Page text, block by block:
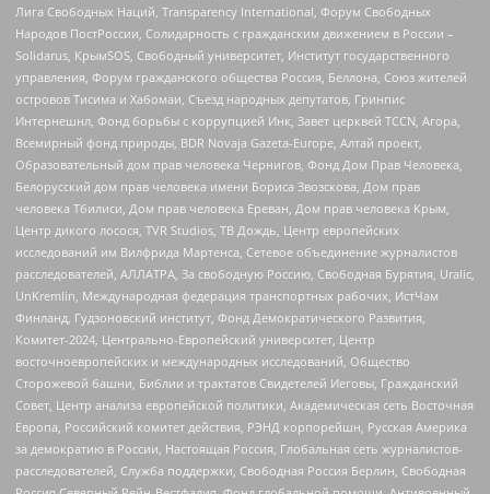
Лига Свободных Наций, Transparеncy International, Форум Свободных
Народов ПостРоссии, Солидарность с гражданским движением в России –
Solidarus, КрымSOS, Свободный университет, Институт государственного
управления, Форум гражданского общества Россия, Беллона, Союз жителей
островов Тисима и Хабомаи, Съезд народных депутатов, Гринпис
Интернешнл, Фонд борьбы с коррупцией Инк, Завет церквей TCCN, Агора,
Всемирный фонд природы, BDR Novaja Gazeta-Europe, Алтай проект,
Образовательный дом прав человека Чернигов, Фонд Дом Прав Человека,
Белорусский дом прав человека имени Бориса Звозскова, Дом прав
человека Тбилиси, Дом прав человека Ереван, Дом прав человека Крым,
Центр дикого лосося, TVR Studios, ТВ Дождь, Центр европейских
исследований им Вилфрида Мартенса, Сетевое объединение журналистов
расследователей, АЛЛАТРА, За свободную Россию, Свободная Бурятия, Uralic,
UnKremlin, Международная федерация транспортных рабочих, ИстЧам
Финланд, Гудзоновский институт, Фонд Демократического Развития,
Комитет-2024, Центрально-Европейский университет, Центр
восточноевропейских и международных исследований, Общество
Сторожевой башни, Библии и трактатов Свидетелей Иеговы, Гражданский
Совет, Центр анализа европейской политики, Академическая сеть Восточная
Европа, Российский комитет действия, РЭНД корпорейшн, Русская Америка
за демократию в России, Настоящая Россия, Глобальная сеть журналистов-
расследователей, Служба поддержки, Свободная Россия Берлин, Свободная